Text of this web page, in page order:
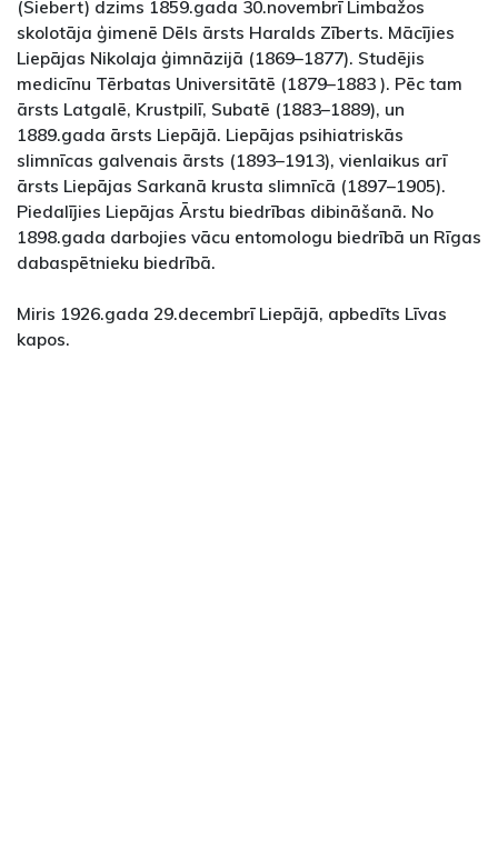
(Siebert) dzims 1859.gada 30.novembrī Limbažos
skolotāja ģimenē Dēls ārsts Haralds Zīberts. Mācījies
Liepājas Nikolaja ģimnāzijā (1869–1877). Studējis
medicīnu Tērbatas Universitātē (1879–1883 ). Pēc tam
ārsts Latgalē, Krustpilī, Subatē (1883–1889), un
1889.gada ārsts Liepājā. Liepājas psihiatriskās
slimnīcas galvenais ārsts (1893–1913), vienlaikus arī
ārsts Liepājas Sarkanā krusta slimnīcā (1897–1905).
Piedalījies Liepājas Ārstu biedrības dibināšanā. No
1898.gada darbojies vācu entomologu biedrībā un Rīgas
dabaspētnieku biedrībā.
Miris 1926.gada 29.decembrī Liepājā, apbedīts Līvas
kapos.